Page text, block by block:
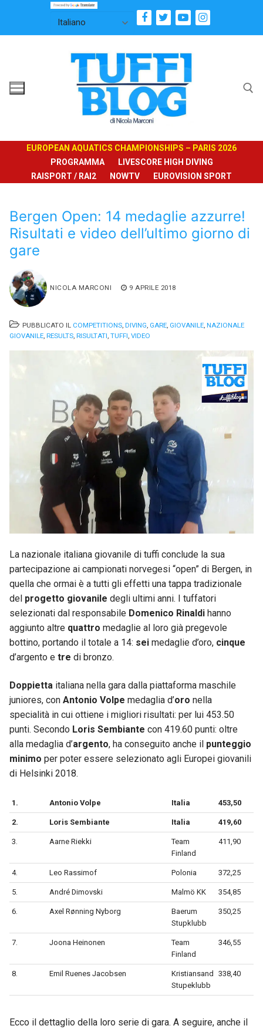
contenuto
EUROPEAN AQUATICS CHAMPIONSHIPS – PARIS 2026
PROGRAMMA
LIVESCORE HIGH DIVING
RAISPORT / RAI2
NOWTV EUROVISION SPORT
Bergen Open: 14 medaglie azzurre!
Risultati e video dell’ultimo giorno di
gare
NICOLA MARCONI 9 APRILE 2018
PUBBLICATO IL COMPETITIONS, DIVING, GARE, GIOVANILE, NAZIONALE
GIOVANILE, RESULTS, RISULTATI, TUFFI, VIDEO
La nazionale italiana giovanile di tuffi conclude la sua
partecipazione ai campionati norvegesi “open” di Bergen, in
quella che ormai è a tutti gli effetti una tappa tradizionale
del progetto giovanile degli ultimi anni. I tuffatori
selezionati dal responsabile Domenico Rinaldi hanno
aggiunto altre quattro medaglie al loro già pregevole
bottino, portando il totale a 14: sei medaglie d’oro, cinque
d’argento e tre di bronzo.
Doppietta italiana nella gara dalla piattaforma maschile
juniores, con Antonio Volpe medaglia d’oro nella
specialità in cui ottiene i migliori risultati: per lui 453.50
punti. Secondo Loris Sembiante con 419.60 punti: oltre
alla medaglia d’argento, ha conseguito anche il punteggio
minimo per poter essere selezionato agli Europei giovanili
di Helsinki 2018.
1. Antonio Volpe Italia 453,50
2. Loris Sembiante Italia 419,60
3. Aarne Riekki
Team
Finland
411,90
4. Leo Rassimof Polonia 372,25
5. André Dimovski Malmö KK 354,85
6. Axel Rønning Nyborg
Baerum
Stupklubb
350,25
7. Joona Heinonen
Team
Finland
346,55
8. Emil Ruenes Jacobsen
Kristiansand
Stupeklubb
338,40
Ecco il dettaglio della loro serie di gara. A seguire, anche il